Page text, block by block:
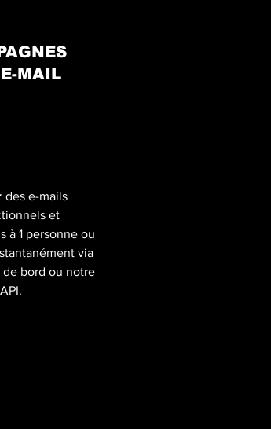
MAIL
des e-mails
et
à 1 personne ou
via
bord ou notre
API.